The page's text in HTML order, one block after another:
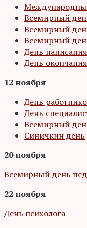
Всемирный
Всемирный
Всемирный
День
День
12 ноября
День
День
Всемирный
Синичкин день
20 ноября
Всемирный день
22 ноября
День психолога